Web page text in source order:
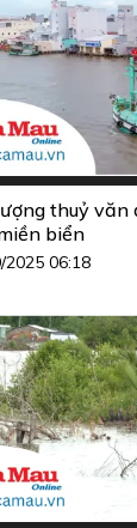
thuỷ văn
biển
2025 06:18